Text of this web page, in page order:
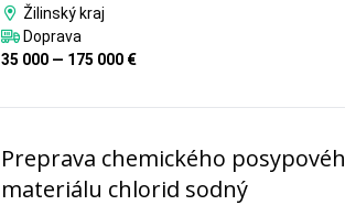
Žilinský kraj
Doprava
35 000 — 175 000 €
Preprava chemického
materiálu chlorid sodný